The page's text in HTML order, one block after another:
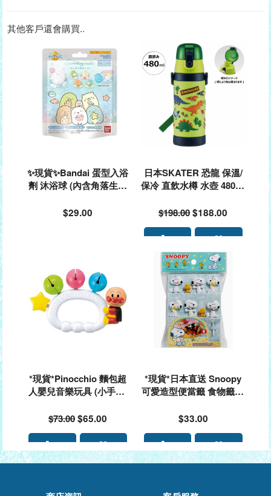
其他客戶還會購買..
✨現貨✨Bandai 蛋型入浴
劑 沐浴球 (內含角落生物
$29.00
日本SKATER 恐龍 保溫/
保冷 直飲水樽 水壺 480ml
發售🌟落單前請先PM查詢
$198.00$188.00
*現貨*Pinocchio 麵包超
人嬰兒音樂玩具 (小手鈴)
$73.00$65.00
*現貨*日本直送 Snoopy
可愛造型便當籤 食物籤#1
$33.00